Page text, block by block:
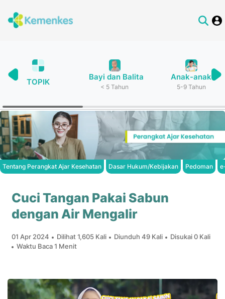
TOPIK
Bayi dan Balita
< 5 Tahun
Anak-anak
5-9 Tahun
Tentang Perangkat Ajar Kesehatan Dasar Hukum/Kebijakan Pedoman
Cuci Tangan Pakai Sabun
dengan Air Mengalir
01 Apr 2024 Dilihat 1,605 Kali Diunduh 49 Kali
Disukai 0 Kali
Waktu Baca 1 Menit